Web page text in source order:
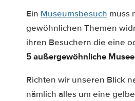
Ein Museumsbesuch muss
gewöhnlichen Themen
ihren Besuchern die eine
5 außergewöhnliche
Richten wir unseren Blick
nämlich alles um eine